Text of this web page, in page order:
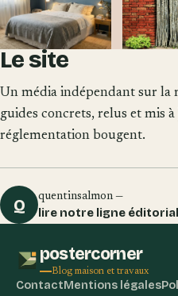
Chambre
cocooning bleue :
comment créer
une ambiance
douce et
apaisante
objets
en
Le site
Un média indépendant sur la
guides concrets, relus et mis
réglementation bougent.
Q quentinsalmon —
lire notre ligne
postercorner
Blog maison et travaux
ContactMentions légales